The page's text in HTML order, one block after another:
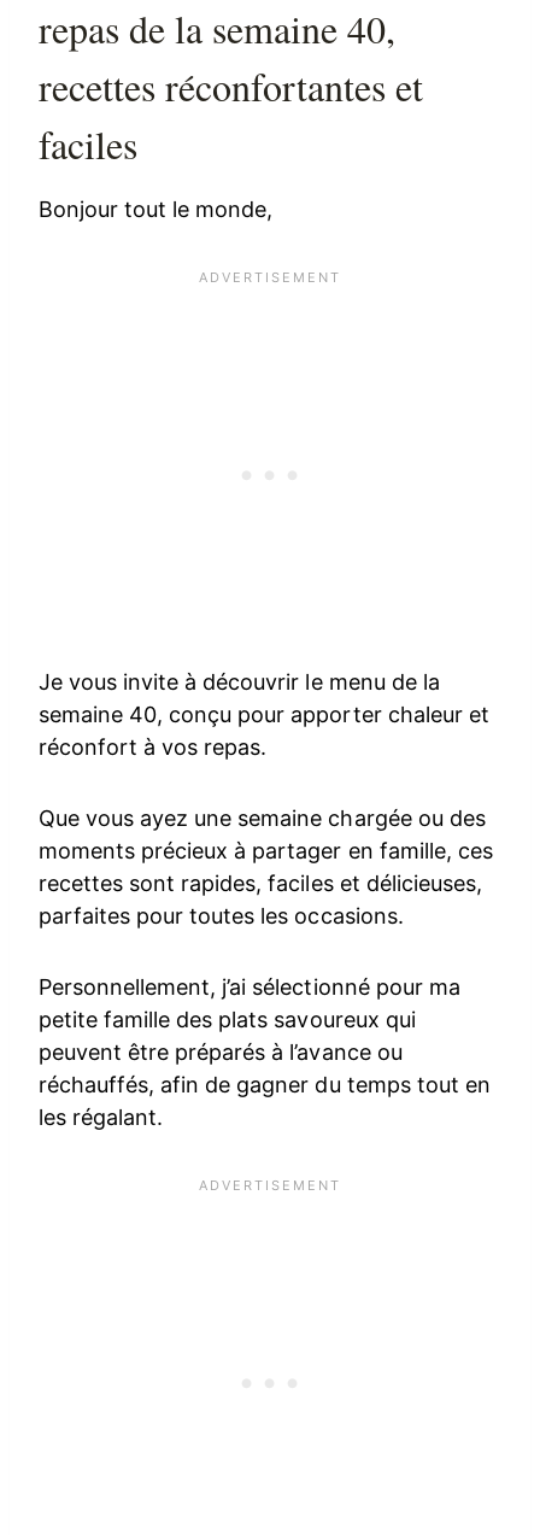
repas de la semaine 40,
recettes réconfortantes et
faciles
Bonjour tout le monde,
Je vous invite à découvrir le menu de la
semaine 40, conçu pour apporter chaleur et
réconfort à vos repas.
Que vous ayez une semaine chargée ou des
moments précieux à partager en famille, ces
recettes sont rapides, faciles et délicieuses,
parfaites pour toutes les occasions.
Personnellement, j’ai sélectionné pour ma
petite famille des plats savoureux qui
peuvent être préparés à l’avance ou
réchauffés, afin de gagner du temps tout en
les régalant.